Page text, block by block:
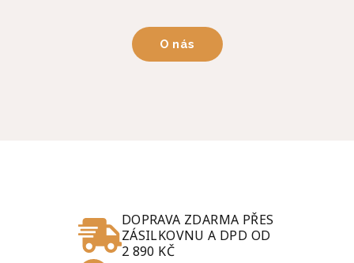
O nás
DOPRAVA ZDARMA PŘES
ZÁSILKOVNU A DPD OD
2 890 KČ